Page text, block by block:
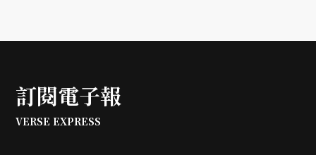
訂閱電子報
VERSE EXPRESS